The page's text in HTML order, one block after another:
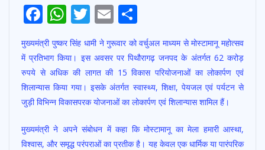
F
ac
e
b
o
o
k
W
h
at
s
A
p
p
T
w
itt
er
E
ai
h
ar
e
मुख्यमंत्री पुष्कर सिंह धामी ने गुरूवार को वर्चुअल माध्यम से मोस्टामानू महोत्सव
में प्रतिभाग किया। इस अवसर पर पिथौरागढ़ जनपद के अंतर्गत 62 करोड़
रुपये से अधिक की लागत की 15 विकास परियोजनाओं का लोकार्पण एवं
शिलान्यास किया गया। इसके अंतर्गत स्वास्थ्य, शिक्षा, पेयजल एवं पर्यटन से
जुड़ी विभिन्न विकासपरक योजनाओं का लोकार्पण एवं शिलान्यास शामिल हैं।
मुख्यमंत्री ने अपने संबोधन में कहा कि मोस्टामानू का मेला हमारी आस्था,
विश्वास, और समृद्ध परंपराओं का प्रतीक है। यह केवल एक धार्मिक या पारंपरिक